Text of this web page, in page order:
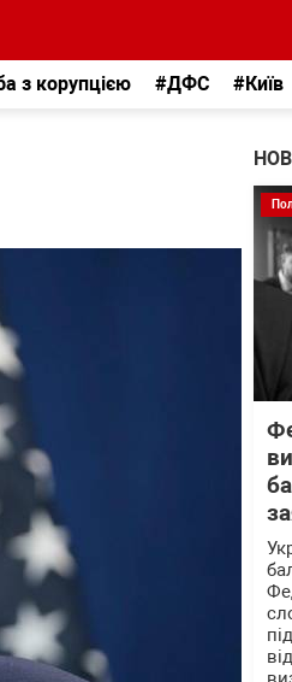
з корупцією #ДФС #Київ